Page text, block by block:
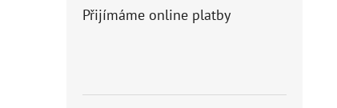
Přijímáme online platby